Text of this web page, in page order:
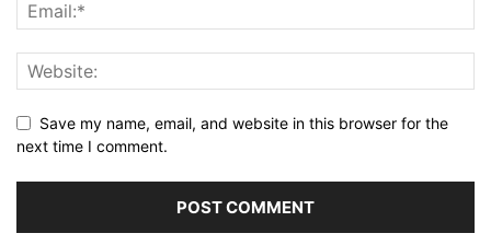
Save my name, email, and website in this browser for the
next time I comment.